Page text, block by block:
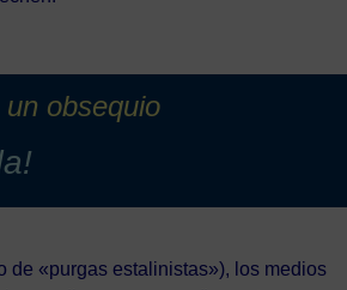
obsequio
de «purgas estalinistas»), los medios